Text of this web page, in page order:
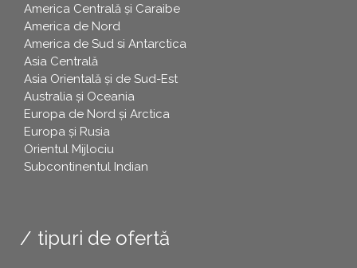
America Centrală și Caraibe
America de Nord
America de Sud si Antarctica
Asia Centrală
Asia Orientală și de Sud-Est
Australia și Oceania
Europa de Nord și Arctica
Europa și Rusia
Orientul Mijlociu
Subcontinentul Indian
tipuri de ofertă